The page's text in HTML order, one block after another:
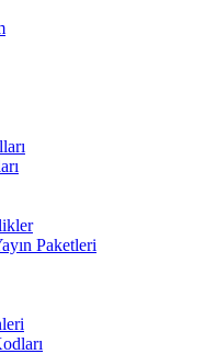
Paketleri